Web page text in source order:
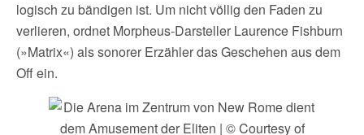
logisch zu bändigen ist. Um nicht völlig den Faden zu
verlieren, ordnet Morpheus-Darsteller Laurence Fishburn
(»Matrix«) als sonorer Erzähler das Geschehen aus dem
Off ein.